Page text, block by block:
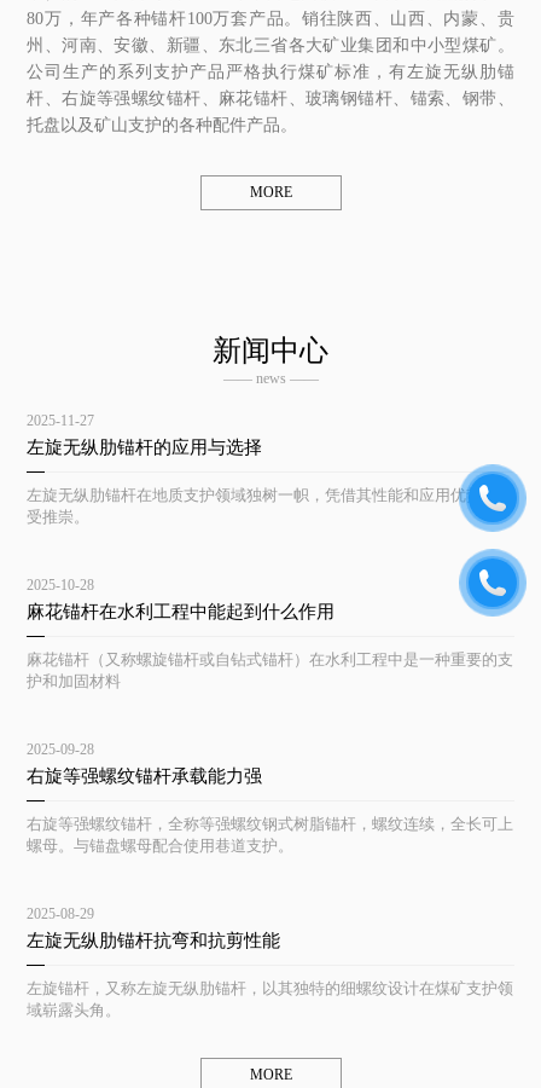
80万，年产各种锚杆100万套产品。销往陕西、山西、内蒙、贵
州、河南、安徽、新疆、东北三省各大矿业集团和中小型煤矿。
公司生产的系列支护产品严格执行煤矿标准，有左旋无纵肋锚
杆、右旋等强螺纹锚杆、麻花锚杆、玻璃钢锚杆、锚索、钢带、
托盘以及矿山支护的各种配件产品。
MORE
新闻中心
—— news ——
2025-11-27
左旋无纵肋锚杆的应用与选择
左旋无纵肋锚杆在地质支护领域独树一帜，凭借其性能和应用优势而备
受推崇。
2025-10-28
麻花锚杆在水利工程中能起到什么作用
麻花锚杆（又称螺旋锚杆或自钻式锚杆）在水利工程中是一种重要的支
护和加固材料
2025-09-28
右旋等强螺纹锚杆承载能力强
右旋等强螺纹锚杆，全称等强螺纹钢式树脂锚杆，螺纹连续，全长可上
螺母。与锚盘螺母配合使用巷道支护。
2025-08-29
左旋无纵肋锚杆抗弯和抗剪性能
左旋锚杆，又称左旋无纵肋锚杆，以其独特的细螺纹设计在煤矿支护领
域崭露头角。
MORE